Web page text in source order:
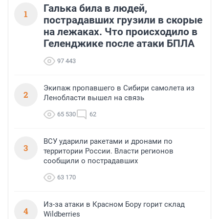
1
Галька била в людей,
пострадавших грузили в скорые
на лежаках. Что происходило в
Геленджике после атаки БПЛА
97 443
2
Экипаж пропавшего в Сибири самолета из
Ленобласти вышел на связь
65 530 62
3
ВСУ ударили ракетами и дронами по
территории России. Власти регионов
сообщили о пострадавших
63 170
4
Из-за атаки в Красном Бору горит склад
Wildberries